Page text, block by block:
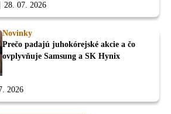
28. 07. 2026
Novinky
Prečo padajú juhokórejské akcie a čo
ovplyvňuje Samsung a SK Hynix
2026